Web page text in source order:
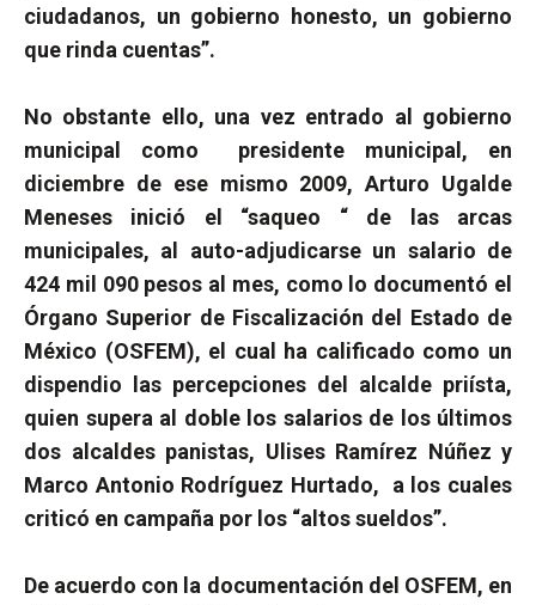
ciudadanos, un gobierno honesto, un gobierno
que rinda cuentas”.
No obstante ello, una vez entrado al gobierno
municipal como
presidente municipal, en
diciembre de ese mismo 2009, Arturo Ugalde
Meneses inició el “saqueo “ de las arcas
municipales, al auto-adjudicarse un salario de
424 mil 090 pesos al mes, como lo documentó el
Órgano Superior de Fiscalización del Estado de
México (OSFEM), el cual ha calificado como un
dispendio las percepciones del alcalde priísta,
quien supera al doble los salarios de los últimos
dos alcaldes panistas, Ulises Ramírez Núñez y
Marco Antonio Rodríguez Hurtado,
a los cuales
criticó en campaña por los “altos sueldos”.
De acuerdo con la documentación del OSFEM, en